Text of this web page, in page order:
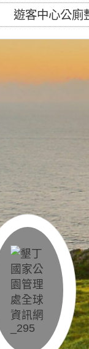
遊客中心公廁